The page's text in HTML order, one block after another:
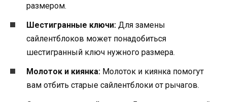
размером.
Шестигранные ключи: Для замены
сайлентблоков может понадобиться
шестигранный ключ нужного размера.
Молоток и киянка: Молоток и киянка помогут
вам отбить старые сайлентблоки от рычагов.